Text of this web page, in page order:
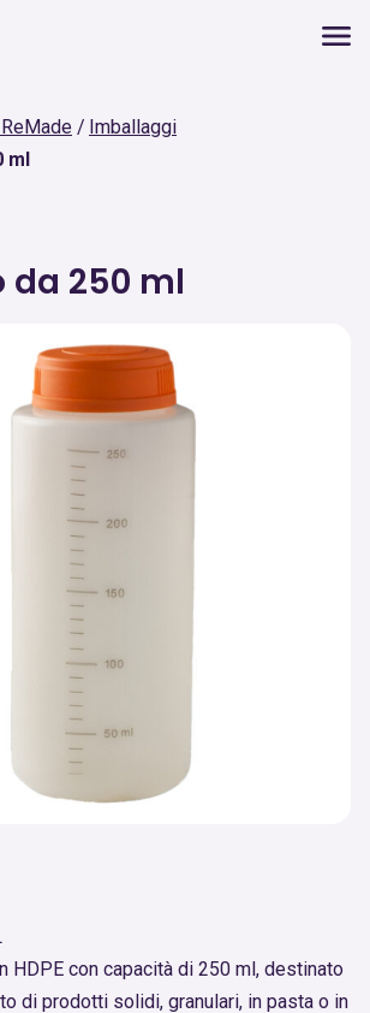
Imballaggi
ml
da 250 ml
HDPE con capacità di 250 ml, destinato
di prodotti solidi, granulari, in pasta o in